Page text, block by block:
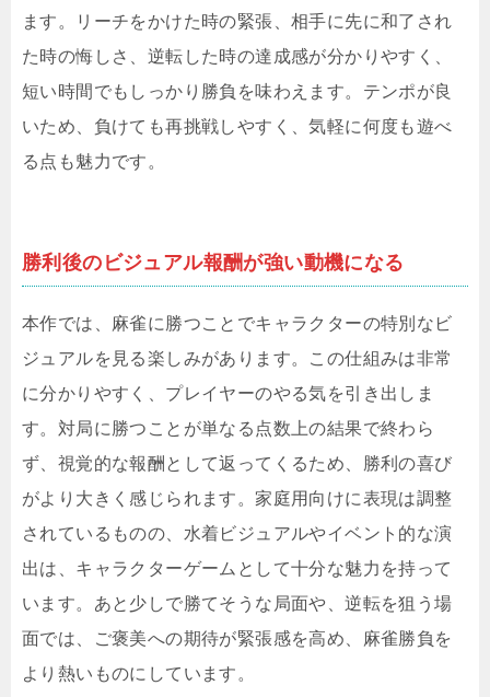
ます。リーチをかけた時の緊張、相手に先に和了され
た時の悔しさ、逆転した時の達成感が分かりやすく、
短い時間でもしっかり勝負を味わえます。テンポが良
いため、負けても再挑戦しやすく、気軽に何度も遊べ
る点も魅力です。
勝利後のビジュアル報酬が強い動機になる
本作では、麻雀に勝つことでキャラクターの特別なビ
ジュアルを見る楽しみがあります。この仕組みは非常
に分かりやすく、プレイヤーのやる気を引き出しま
す。対局に勝つことが単なる点数上の結果で終わら
ず、視覚的な報酬として返ってくるため、勝利の喜び
がより大きく感じられます。家庭用向けに表現は調整
されているものの、水着ビジュアルやイベント的な演
出は、キャラクターゲームとして十分な魅力を持って
います。あと少しで勝てそうな局面や、逆転を狙う場
面では、ご褒美への期待が緊張感を高め、麻雀勝負を
より熱いものにしています。